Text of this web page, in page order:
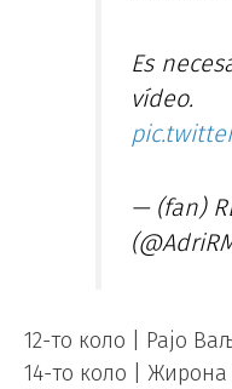
Es
vídeo.
— (fan)
12-то коло | Рајо
14-то коло | Жирона